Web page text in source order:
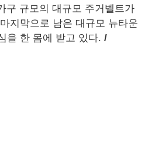
구 규모의 대규모 주거벨트가
지막으로 남은 대규모 뉴타운
을 한 몸에 받고 있다. /